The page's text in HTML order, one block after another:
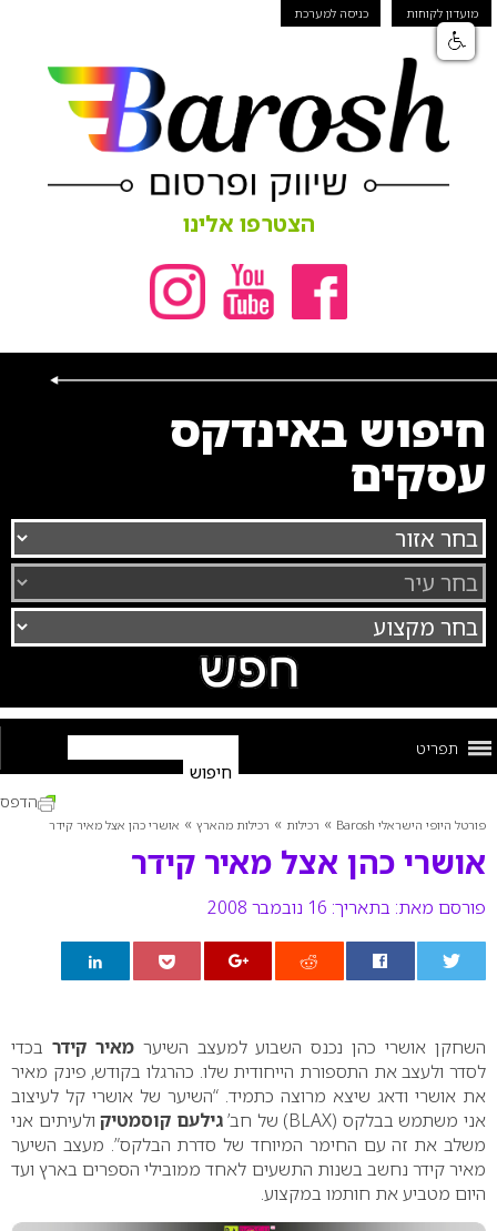
מועדון לקוחות כניסה למערכת
הצטרפו אלינו
חיפוש באינדקס
עסקים
תפריט
פורטל היופי הישראלי Barosh » רכילות » רכילות מהארץ » אושרי כהן אצל מאיר קידר
אושרי כהן אצל מאיר קידר
פורסם מאת: בתאריך: 16 נובמבר 2008
הדפס
השחקן אושרי כהן נכנס השבוע למעצב השיערמאיר קידר בכדי
לסדר ולעצב את התספורת הייחודית שלו. כהרגלו בקודש, פינק מאיר
את אושרי ודאג שיצא מרוצה כתמיד. “השיער של אושרי קל לעיצוב
אני משתמש בבלקס (BLAX) של חב’
גילעם קוסמטיקולעיתים אני
משלב את זה עם החימר המיוחד של סדרת הבלקס”. מעצב השיער
מאיר קידר נחשב בשנות התשעים לאחד ממובילי הספרים בארץ ועד
היום מטביע את חותמו במקצוע.